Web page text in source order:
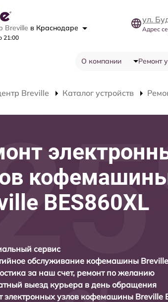
Breville в Краснодаре
21:00
ул.
Адрес
О компании Ремонт
Breville Каталог устройств
BES860XL
сервис
обслуживание кофемашины Breville
за наш счет, ремонт по желанию
выезд курьера в день обращения
электронных узлов кофемашины Breville